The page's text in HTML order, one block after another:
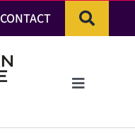
CONTACT
Toggle